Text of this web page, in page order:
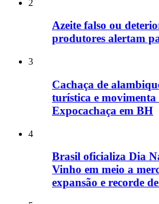
2
Azeite falso ou
produtores alertam
3
Cachaça de
turística e movimenta
Expocachaça em BH
4
Brasil oficializa Dia
Vinho em meio a
expansão e recorde